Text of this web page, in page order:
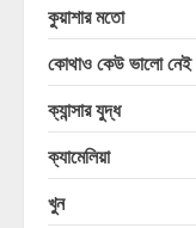
কুয়াশার মতো
কোথাও কেউ ভালো নেই
ক্যান্সার যুদ্ধ
ক্যামেলিয়া
খুন